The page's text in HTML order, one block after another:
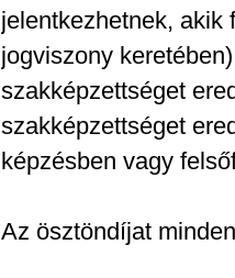
jelentkezhetnek, akik
jogviszony
szakképzettséget
szakképzettséget
képzésben vagy
Az ösztöndíjat